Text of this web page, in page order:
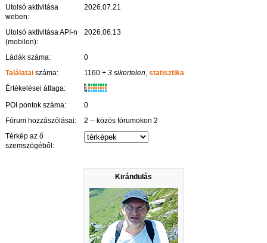
Kirándulás
Utolsó aktivitása
weben:
2026.07.21
Utolsó aktivitása API-n
(mobilon):
2026.06.13
Ládák száma:
0
Találatai száma: 1160 + 3 sikertelen,statisztika
Értékelései átlaga:
K
R
W
POI pontok száma:
0
Fórum hozzászólásai:
2 -- közös fórumokon 2
Térkép az ő
szemszögéből: